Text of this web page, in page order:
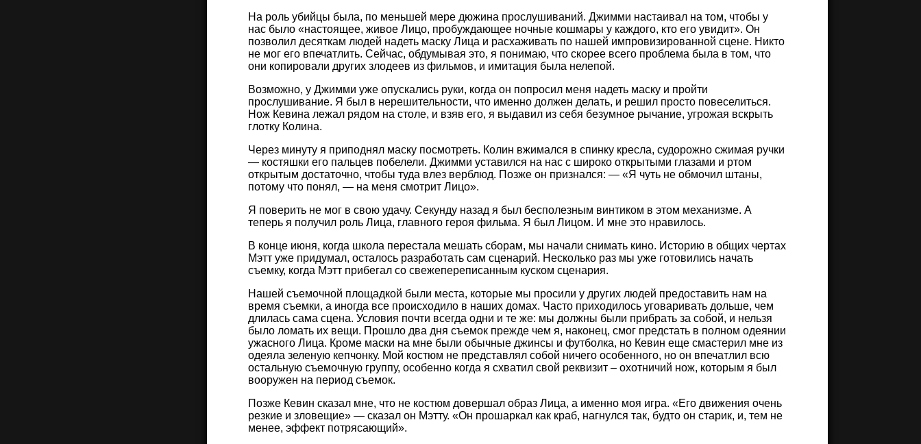
На роль убийцы была, по меньшей мере дюжина прослушиваний. Джимми настаивал на том, чтобы у
нас было «настоящее, живое Лицо, пробуждающее ночные кошмары у каждого, кто его увидит». Он
позволил десяткам людей надеть маску Лица и расхаживать по нашей импровизированной сцене. Никто
не мог его впечатлить. Сейчас, обдумывая это, я понимаю, что скорее всего проблема была в том, что
они копировали других злодеев из фильмов, и имитация была нелепой.
Возможно, у Джимми уже опускались руки, когда он попросил меня надеть маску и пройти
прослушивание. Я был в нерешительности, что именно должен делать, и решил просто повеселиться.
Нож Кевина лежал рядом на столе, и взяв его, я выдавил из себя безумное рычание, угрожая вскрыть
глотку Колина.
Через минуту я приподнял маску посмотреть. Колин вжимался в спинку кресла, судорожно сжимая ручки
— костяшки его пальцев побелели. Джимми уставился на нас с широко открытыми глазами и ртом
открытым достаточно, чтобы туда влез верблюд. Позже он признался: — «Я чуть не обмочил штаны,
потому что понял, — на меня смотрит Лицо».
Я поверить не мог в свою удачу. Секунду назад я был бесполезным винтиком в этом механизме. А
теперь я получил роль Лица, главного героя фильма. Я был Лицом. И мне это нравилось.
В конце июня, когда школа перестала мешать сборам, мы начали снимать кино. Историю в общих чертах
Мэтт уже придумал, осталось разработать сам сценарий. Несколько раз мы уже готовились начать
съемку, когда Мэтт прибегал со свежепереписанным куском сценария.
Нашей съемочной площадкой были места, которые мы просили у других людей предоставить нам на
время съемки, а иногда все происходило в наших домах. Часто приходилось уговаривать дольше, чем
длилась сама сцена. Условия почти всегда одни и те же: мы должны были прибрать за собой, и нельзя
было ломать их вещи. Прошло два дня съемок прежде чем я, наконец, смог предстать в полном одеянии
ужасного Лица. Кроме маски на мне были обычные джинсы и футболка, но Кевин еще смастерил мне из
одеяла зеленую кепчонку. Мой костюм не представлял собой ничего особенного, но он впечатлил всю
остальную съемочную группу, особенно когда я схватил свой реквизит – охотничий нож, которым я был
вооружен на период съемок.
Позже Кевин сказал мне, что не костюм довершал образ Лица, а именно моя игра. «Его движения очень
резкие и зловещие» — сказал он Мэтту. «Он прошаркал как краб, нагнулся так, будто он старик, и, тем не
менее, эффект потрясающий».